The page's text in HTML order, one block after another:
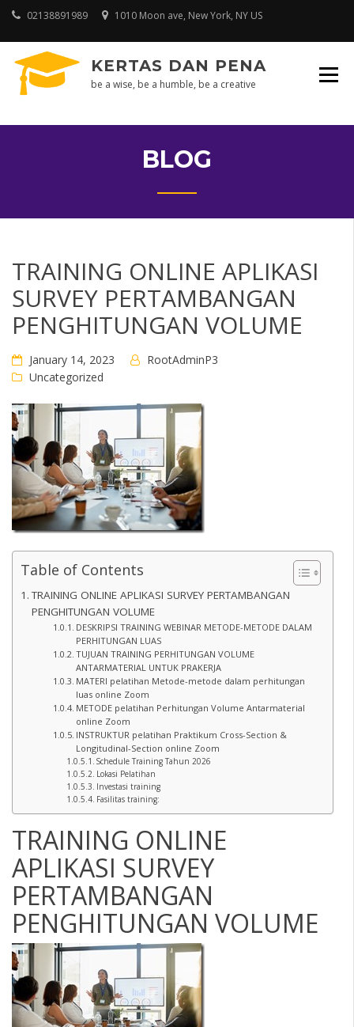
Skip
content
02138891989 1010 Moon ave, New York, NY US
KERTAS DAN PENA
be a wise, be a humble, be a creative
BLOG
TRAINING ONLINE APLIKASI
SURVEY PERTAMBANGAN
PENGHITUNGAN VOLUME
January 14, 2023
RootAdminP3
Uncategorized
Table of Contents
TRAINING ONLINE APLIKASI SURVEY PERTAMBANGAN
PENGHITUNGAN VOLUME
DESKRIPSI TRAINING WEBINAR METODE-METODE DALAM
PERHITUNGAN LUAS
TUJUAN TRAINING PERHITUNGAN VOLUME
ANTARMATERIAL UNTUK PRAKERJA
MATERI pelatihan Metode-metode dalam perhitungan
luas online Zoom
METODE pelatihan Perhitungan Volume Antarmaterial
online Zoom
INSTRUKTUR pelatihan Praktikum Cross-Section &
Longitudinal-Section online Zoom
Schedule Training Tahun 2026
Lokasi Pelatihan
Investasi training
Fasilitas training:
TRAINING ONLINE
APLIKASI SURVEY
PERTAMBANGAN
PENGHITUNGAN VOLUME